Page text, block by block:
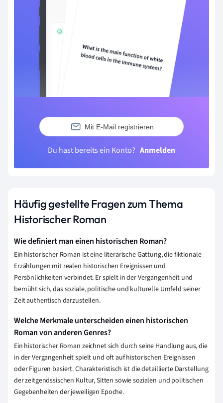
Mit E-Mail registrieren
Du hast bereits ein Konto? Anmelden
Häufig gestellte Fragen zum Thema
Historischer Roman
Wie definiert man einen historischen Roman?
Ein historischer Roman ist eine literarische Gattung, die fiktionale
Erzählungen mit realen historischen Ereignissen und
Persönlichkeiten verbindet. Er spielt in der Vergangenheit und
bemüht sich, das soziale, politische und kulturelle Umfeld seiner
Zeit authentisch darzustellen.
Welche Merkmale unterscheiden einen historischen
Roman von anderen Genres?
Ein historischer Roman zeichnet sich durch seine Handlung aus, die
in der Vergangenheit spielt und oft auf historischen Ereignissen
oder Figuren basiert. Charakteristisch ist die detaillierte Darstellung
der zeitgenössischen Kultur, Sitten sowie sozialen und politischen
Gegebenheiten der jeweiligen Epoche.